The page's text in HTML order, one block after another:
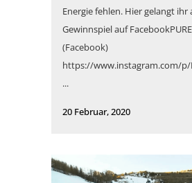
Energie fehlen. Hier gelangt ihr
Gewinnspiel auf
(Facebook)
https://www.instagram.com/p/
...
20 Februar, 2020